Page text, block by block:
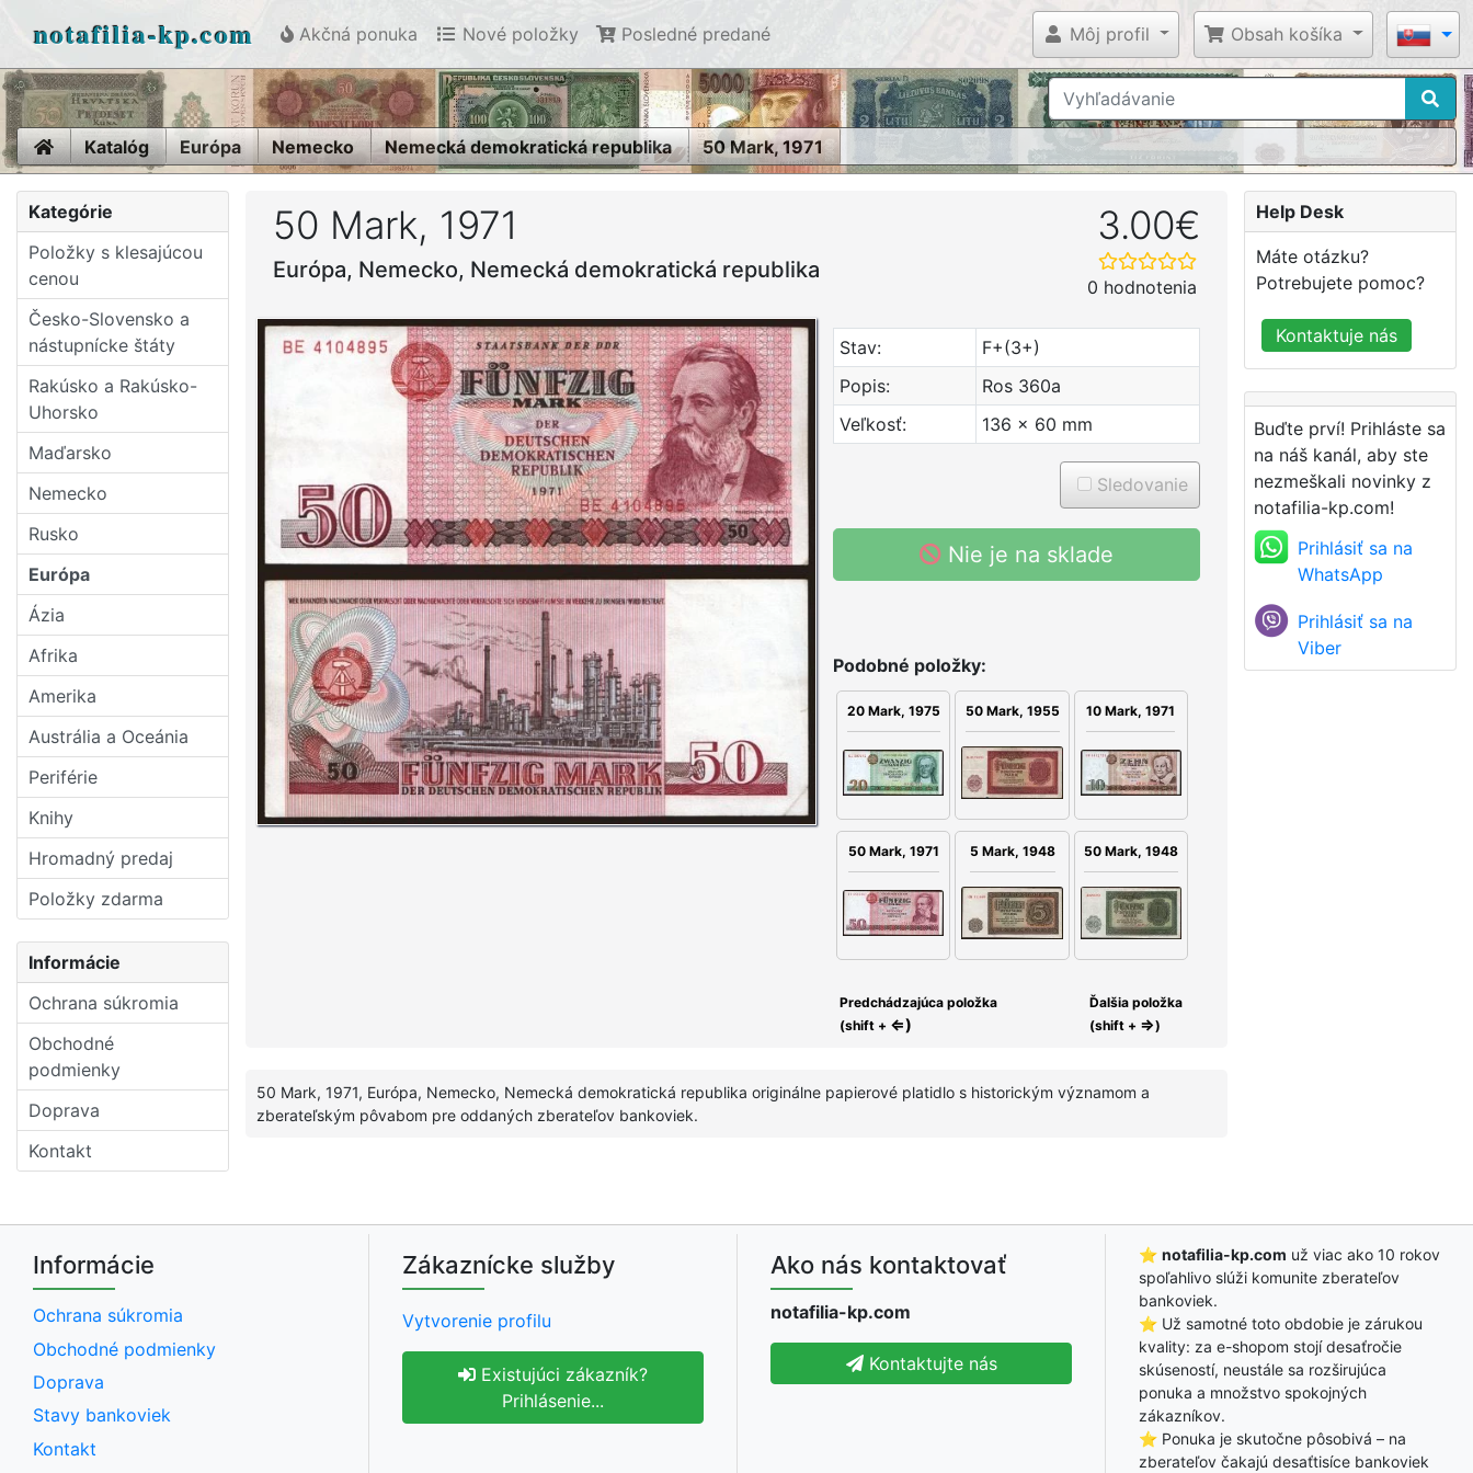
notafilia-kp.com Akčná ponuka Nové položky Posledné predané Môj profil Obsah košíka
HomeKatalóg Európa Nemecko Nemecká demokratická republika 50 Mark, 1971
Kategórie
Položky s klesajúcou
cenou
Česko-Slovensko a
nástupní­cke štáty
Rakúsko a Rakúsko-
Uhorsko
Maďarsko
Nemecko
Rusko
Európa
Ázia
Afrika
Amerika
Austrália a Oceánia
Periférie
Knihy
Hromadný predaj
Položky zdarma
Informácie
Ochrana súkromia
Obchodné
podmienky
Doprava
Kontakt
50 Mark, 1971
Európa, Nemecko, Nemecká demokratická republika
3.00€
0 hodnotenia
Stav:
F+(3+)
Popis:
Ros 360a
Veľkosť:
136 x 60 mm
Sledovanie
Nie je na sklade
Podobné položky:
20 Mark, 1975 50 Mark, 1955 10 Mark, 1971
50 Mark, 1971 5 Mark, 1948 50 Mark, 1948
Predchádzajúca položka
(shift + ⇐)
Ďalšia položka
(shift + ⇒)
50 Mark, 1971, Európa, Nemecko, Nemecká demokratická republika originálne papierové platidlo s historickým významom a
zberateľským pôvabom pre oddaných zberateľov bankoviek.
Help Desk
Máte otázku?
Potrebujete pomoc?
Kontaktuje nás
Buďte prví! Prihláste sa
na náš kanál, aby ste
nezmeškali novinky z
notafilia-kp.com!
Prihlásiť sa na
WhatsApp
Prihlásiť sa na
Viber
Informácie
Ochrana súkromia
Obchodné podmienky
Doprava
Stavy bankoviek
Kontakt
Zákaznícke služby
Vytvorenie profilu
Existujúci zákazník?
Prihlásenie...
Ako nás kontaktovať
notafilia-kp.com
Kontaktujte nás
⭐ notafilia-kp.com už viac ako 10 rokov
spoľahlivo slúži komunite zberateľov
bankoviek.
⭐ Už samotné toto obdobie je zárukou
kvality: za e-shopom stojí desaťročie
skúseností, neustále sa rozširujúca
ponuka a množstvo spokojných
zákazníkov.
⭐ Ponuka je skutočne pôsobivá – na
zberateľov čakajú desaťtisíce bankoviek